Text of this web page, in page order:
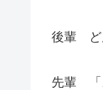
後輩 ど
先輩 「